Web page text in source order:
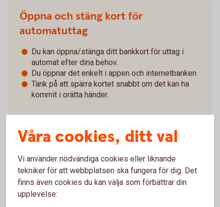
Öppna och stäng kort för
automatuttag
Du kan öppna/stänga ditt bankkort för uttag i
automat efter dina behov.
Du öppnar det enkelt i appen och internetbanken.
Tänk på att spärra kortet snabbt om det kan ha
kommit i orätta händer.
Så öppnar/stänger du kort för automatuttag
Våra cookies, ditt val
Vi använder nödvändiga cookies eller liknande
tekniker för att webbplatsen ska fungera för dig. Det
finns även cookies du kan välja som förbättrar din
upplevelse: